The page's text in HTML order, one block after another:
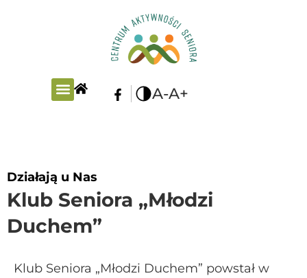
A-A+
Działają u Nas
Klub Seniora „Młodzi
Duchem”
Klub Seniora „Młodzi Duchem” powstał w